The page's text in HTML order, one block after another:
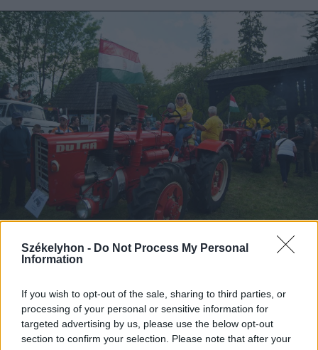
Székelyhon - Do Not Process My Personal
Information
If you wish to opt-out of the sale, sharing to third parties, or
processing of your personal or sensitive information for
targeted advertising by us, please use the below opt-out
section to confirm your selection. Please note that after your
2026. augusztus 09., vasárnap
készülő Csernátoni Burrogtató
neve